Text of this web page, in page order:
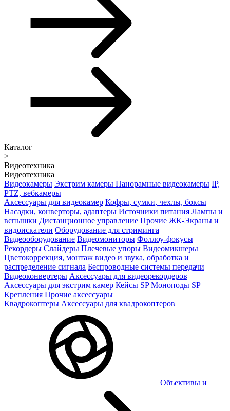
Каталог
>
Видеотехника
Видеотехника
Видеокамеры Экстрим камеры Панорамные видеокамеры IP,
PTZ, вебкамеры
Аксессуары для видеокамер Кофры, сумки, чехлы, боксы
Насадки, конверторы, адаптеры Источники питания Лампы и
вспышки Дистанционное управление Прочие ЖК-Экраны и
видоискатели Оборудование для стриминга
Видеооборудование Видеомониторы Фоллоу-фокусы
Рекордеры Слайдеры Плечевые упоры Видеомикшеры
Цветокоррекция, монтаж видео и звука, обработка и
распределение сигнала Беспроводные системы передачи
Видеоконвертеры Аксессуары для видеорекордеров
Аксессуары для экстрим камер Кейсы SP Моноподы SP
Крепления Прочие аксессуары
Квадрокоптеры Аксессуары для квадрокоптеров
Объективы и